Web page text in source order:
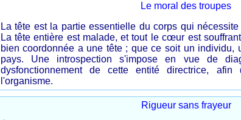
Le moral des troupes
La tête est la partie essentielle du corps qui
La tête entière est malade, et tout le cœur est
bien coordonnée a une tête ; que ce soit un individu,
pays. Une introspection s'impose en vue de
dysfonctionnement de cette entité directrice,
l'organisme.
Rigueur sans frayeur